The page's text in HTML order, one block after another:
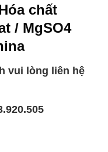
chất
/ MgSO4
vui lòng liên hệ